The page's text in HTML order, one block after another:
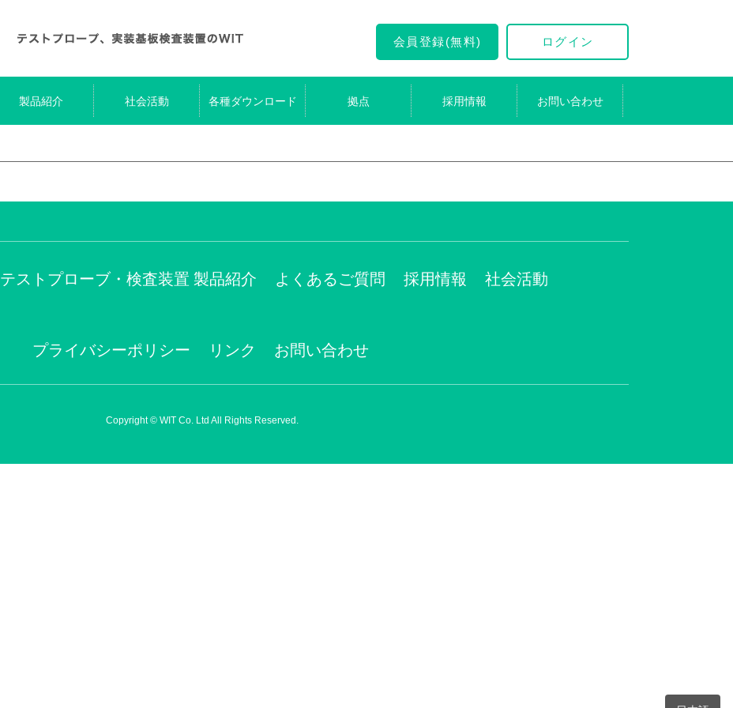
会員登録(無料) ログイン
製品紹介 社会活動 各種ダウンロード 拠点 採用情報 お問い合わせ
テストプローブ・検査装置 製品紹介 よくあるご質問 採用情報 社会活動
プライバシーポリシー リンク お問い合わせ
Copyright © WIT Co. Ltd All Rights Reserved.